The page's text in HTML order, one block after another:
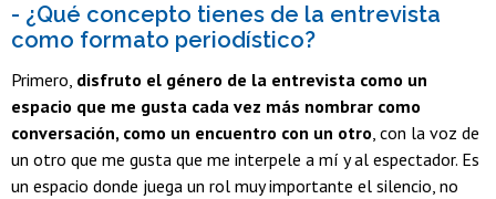
- ¿Qué concepto tienes de la entrevista
como formato periodístico?
Primero, disfruto el género de la entrevista como un
espacio que me gusta cada vez más nombrar como
conversación, como un encuentro con un otro , con la voz de
un otro que me gusta que me interpele a mí y al espectador. Es
un espacio donde juega un rol muy importante el silencio, no